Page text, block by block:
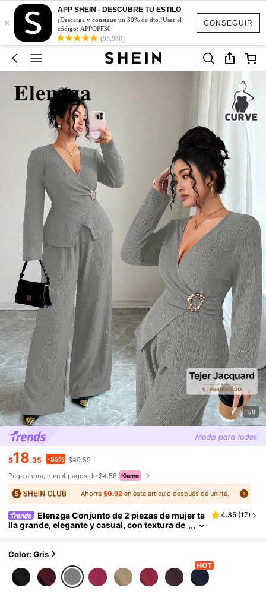
CONSEGUIR
×
APP SHEIN - DESCUBRE TU ESTILO
¡Descarga y consigue un 30% de dto.!Usar el
código: APPOFF30
(95,960)
1/8
$18.35 -55% $40.59
Paga ahora, o en 4 pagos de $4.58
Ahorra $0.92en este artículo después de unirte.
Elenzga Conjunto de 2 piezas de mujer ta
lla grande, elegante y casual, con textura de
4.35 (17)
Color: Gris